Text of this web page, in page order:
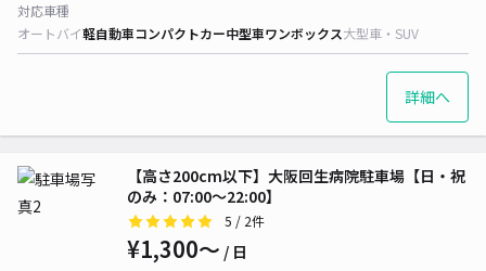
対応車種
オートバイ軽自動車コンパクトカー中型車ワンボックス大型車・SUV
詳細へ
【高さ200cm以下】大阪回生病院駐車場【日・祝
のみ：07:00～22:00】
5 / 2件
¥1,300〜 / 日